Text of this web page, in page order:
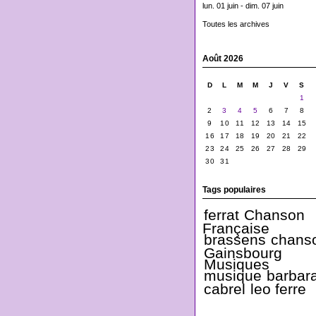
lun. 01 juin - dim. 07 juin
Toutes les archives
Août 2026
D L M M J V
S
1
2
3 4 5 6 7
8
9
10 11 12 13 14
15
16
17 18 19 20 21
22
23
24 25 26 27 28
29
30
31
Tags populaires
ferrat Chanson
Française
brassens
Gainsbourg
Musiques
musique
cabrel leo ferre